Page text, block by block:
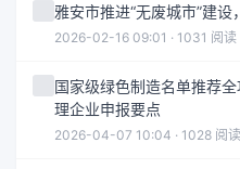
雅安市推进“无废城市”建
2026-02-16 09:01 · 1031 阅读
国家级绿色制造名单推荐
理企业申报要点
2026-04-07 10:04 · 1028 阅读